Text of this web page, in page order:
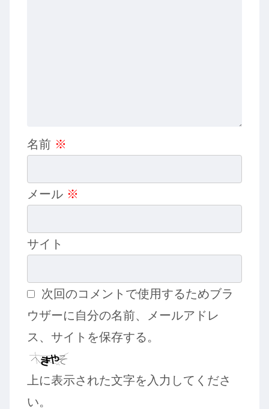
名前 ※
メール ※
サイト
次回のコメントで使用するためブラ
ウザーに自分の名前、メールアドレ
ス、サイトを保存する。
上に表示された文字を入力してくださ
い。